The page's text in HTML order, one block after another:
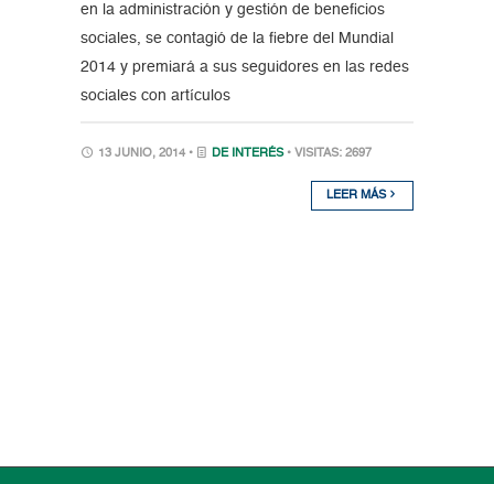
en la administración y gestión de beneficios
sociales, se contagió de la fiebre del Mundial
2014 y premiará a sus seguidores en las redes
sociales con artículos
13 JUNIO, 2014 • DE INTERÉS • VISITAS: 2697
LEER MÁS